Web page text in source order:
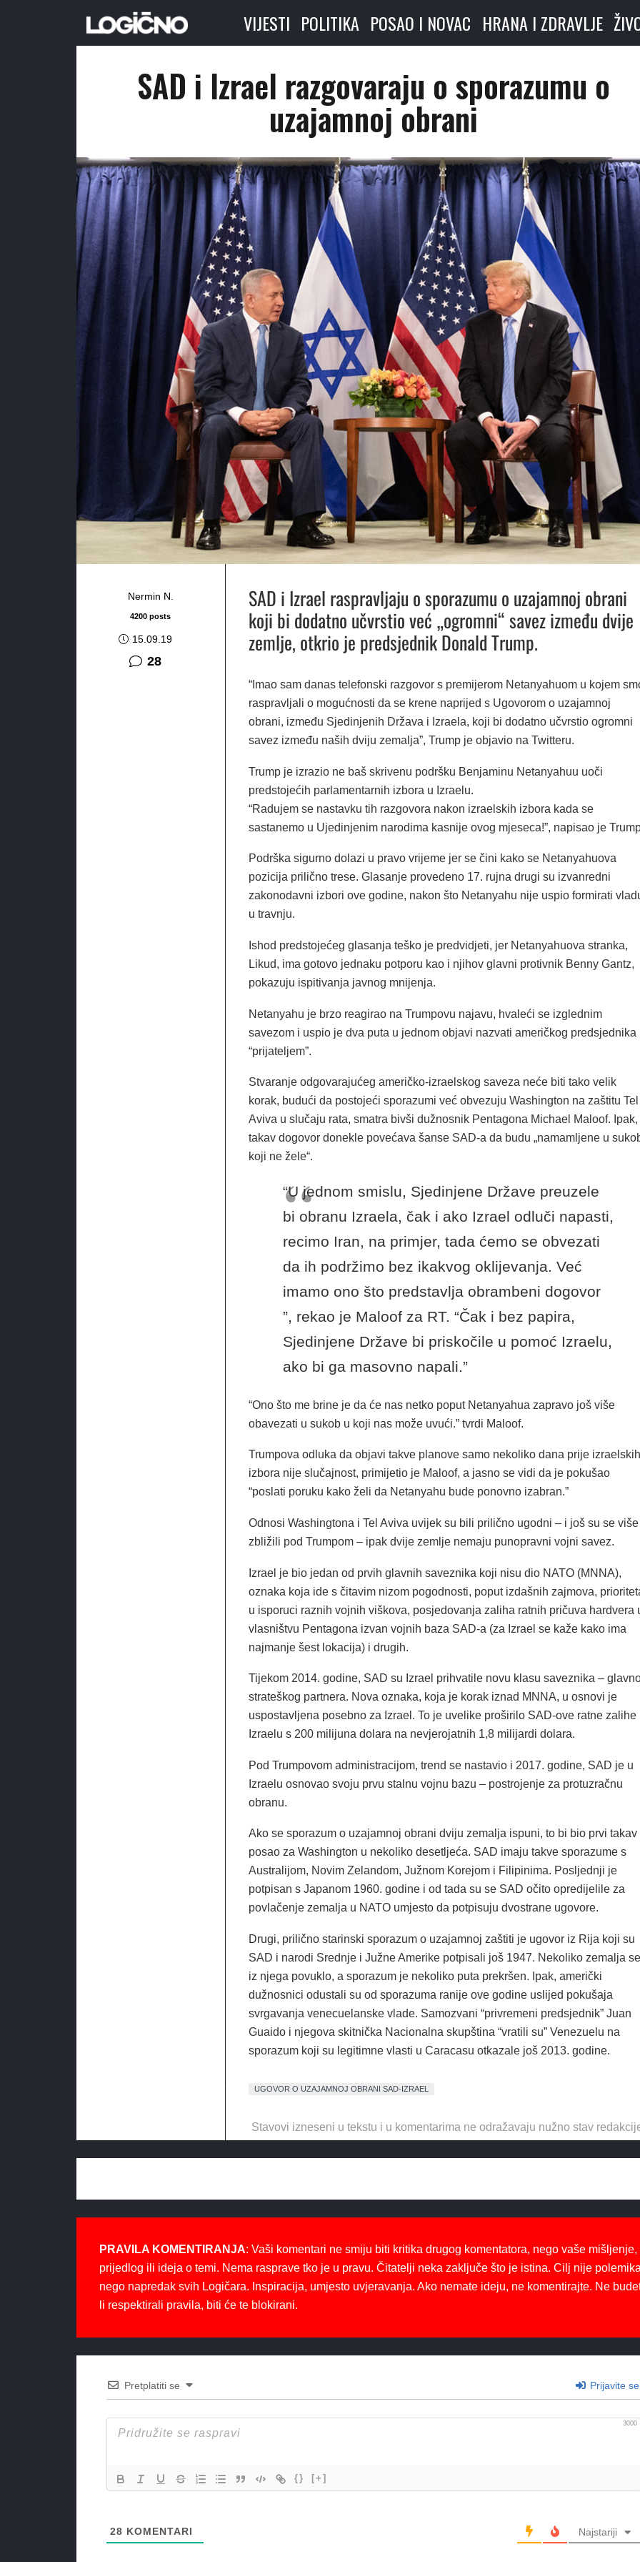
VIJESTI POLITIKA POSAO I NOVAC HRANA I ZDRAVLJE
SAD i Izrael razgovaraju o sporazumu o
uzajamnoj obrani
Nermin N.
4200 posts
15.09.19
28komentara
SAD i Izrael raspravljaju o sporazumu o uzajamnoj obrani
koji bi dodatno učvrstio već „ogromni“ savez između dvije
zemlje, otkrio je predsjednik Donald Trump.
“Imao sam danas telefonski razgovor s premijerom Netanyahuom u kojem
raspravljali o mogućnosti da se krene naprijed s Ugovorom o uzajamnoj
obrani, između Sjedinjenih Država i Izraela, koji bi dodatno učvrstio ogromni
savez između naših dviju zemalja”, Trump je objavio na Twitteru.
Trump je izrazio ne baš skrivenu podršku Benjaminu Netanyahuu uoči
predstojećih parlamentarnih izbora u Izraelu.
“Radujem se nastavku tih razgovora nakon izraelskih izbora kada se
sastanemo u Ujedinjenim narodima kasnije ovog mjeseca!”, napisao je
Podrška sigurno dolazi u pravo vrijeme jer se čini kako se Netanyahuova
pozicija prilično trese. Glasanje provedeno 17. rujna drugi su izvanredni
zakonodavni izbori ove godine, nakon što Netanyahu nije uspio formirati
u travnju.
Ishod predstojećeg glasanja teško je predvidjeti, jer Netanyahuova stranka,
Likud, ima gotovo jednaku potporu kao i njihov glavni protivnik Benny Gantz,
pokazuju ispitivanja javnog mnijenja.
Netanyahu je brzo reagirao na Trumpovu najavu, hvaleći se izglednim
savezom i uspio je dva puta u jednom objavi nazvati američkog predsjednika
“prijateljem”.
Stvaranje odgovarajućeg američko-izraelskog saveza neće biti tako velik
korak, budući da postojeći sporazumi već obvezuju Washington na zaštitu Tel
Aviva u slučaju rata, smatra bivši dužnosnik Pentagona Michael Maloof. Ipak,
takav dogovor donekle povećava šanse SAD-a da budu „namamljene u
koji ne žele“.
“U jednom smislu, Sjedinjene Države preuzele
bi obranu Izraela, čak i ako Izrael odluči napasti,
recimo Iran, na primjer, tada ćemo se obvezati
da ih podržimo bez ikakvog oklijevanja. Već
imamo ono što predstavlja obrambeni dogovor
”, rekao je Maloof za RT. “Čak i bez papira,
Sjedinjene Države bi priskočile u pomoć Izraelu,
ako bi ga masovno napali.”
“Ono što me brine je da će nas netko poput Netanyahua zapravo još više
obavezati u sukob u koji nas može uvući.” tvrdi Maloof.
Trumpova odluka da objavi takve planove samo nekoliko dana prije izraelskih
izbora nije slučajnost, primijetio je Maloof, a jasno se vidi da je pokušao
“poslati poruku kako želi da Netanyahu bude ponovno izabran.”
Odnosi Washingtona i Tel Aviva uvijek su bili prilično ugodni – i još su se više
zbližili pod Trumpom – ipak dvije zemlje nemaju punopravni vojni savez.
Izrael je bio jedan od prvih glavnih saveznika koji nisu dio NATO (MNNA),
oznaka koja ide s čitavim nizom pogodnosti, poput izdašnih zajmova,
u isporuci raznih vojnih viškova, posjedovanja zaliha ratnih pričuva hardvera
vlasništvu Pentagona izvan vojnih baza SAD-a (za Izrael se kaže kako ima
najmanje šest lokacija) i drugih.
Tijekom 2014. godine, SAD su Izrael prihvatile novu klasu saveznika –
strateškog partnera. Nova oznaka, koja je korak iznad MNNA, u osnovi je
uspostavljena posebno za Izrael. To je uvelike proširilo SAD-ove ratne zalihe
Izraelu s 200 milijuna dolara na nevjerojatnih 1,8 milijardi dolara.
Pod Trumpovom administracijom, trend se nastavio i 2017. godine, SAD je u
Izraelu osnovao svoju prvu stalnu vojnu bazu – postrojenje za protuzračnu
obranu.
Ako se sporazum o uzajamnoj obrani dviju zemalja ispuni, to bi bio prvi takav
posao za Washington u nekoliko desetljeća. SAD imaju takve sporazume s
Australijom, Novim Zelandom, Južnom Korejom i Filipinima. Posljednji je
potpisan s Japanom 1960. godine i od tada su se SAD očito opredijelile za
povlačenje zemalja u NATO umjesto da potpisuju dvostrane ugovore.
Drugi, prilično starinski sporazum o uzajamnoj zaštiti je ugovor iz Rija koji su
SAD i narodi Srednje i Južne Amerike potpisali još 1947. Nekoliko zemalja se
iz njega povuklo, a sporazum je nekoliko puta prekršen. Ipak, američki
dužnosnici odustali su od sporazuma ranije ove godine uslijed pokušaja
svrgavanja venecuelanske vlade. Samozvani “privremeni predsjednik” Juan
Guaido i njegova skitnička Nacionalna skupština “vratili su” Venezuelu na
sporazum koji su legitimne vlasti u Caracasu otkazale još 2013. godine.
UGOVOR O UZAJAMNOJ OBRANI SAD-IZRAEL
Stavovi izneseni u tekstu i u komentarima ne odražavaju nužno stav
PRAVILA KOMENTIRANJA: Vaši komentari ne smiju biti kritika drugog komentatora, nego vaše mišljenje,
prijedlog ili ideja o temi. Nema rasprave tko je u pravu. Čitatelji neka zaključe što je istina. Cilj nije
nego napredak svih Logičara. Inspiracija, umjesto uvjeravanja. Ako nemate ideju, ne komentirajte. Ne
li respektirali pravila, biti će te blokirani.
Pretplatiti se Prijavite se
3000
{} [+]
28 KOMENTARI Najstariji